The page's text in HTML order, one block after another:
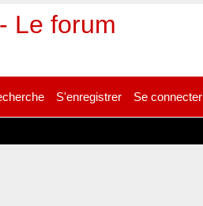
Le forum
S'enregistrer Se connecter